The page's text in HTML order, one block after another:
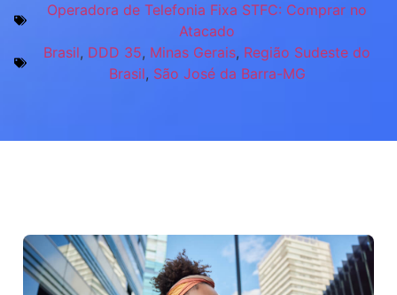
Operadora de Telefonia Fixa STFC: Comprar no
Atacado
Brasil, DDD 35, Minas Gerais, Região Sudeste do
Brasil, São José da Barra-MG